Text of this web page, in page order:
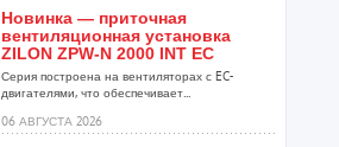
Новинка — приточная
вентиляционная установка
ZILON ZPW-N 2000 INT EC
Серия построена на вентиляторах с EC-
двигателями, что обеспечивает...
06 АВГУСТА 2026